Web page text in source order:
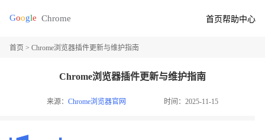
首页帮助中心
首页 > Chrome浏览器插件更新与维护指南
Chrome浏览器插件更新与维护指南
来源：Chrome浏览器官网 时间：2025-11-15